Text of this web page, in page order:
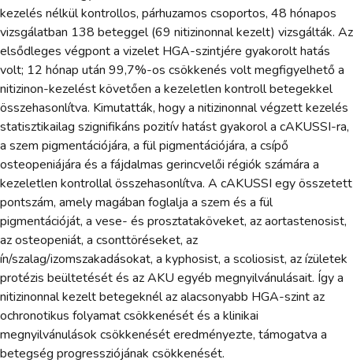
kezelés nélkül kontrollos, párhuzamos csoportos, 48 hónapos
vizsgálatban 138 beteggel (69 nitizinonnal kezelt) vizsgálták. Az
elsődleges végpont a vizelet HGA-szintjére gyakorolt hatás
volt; 12 hónap után 99,7%-os csökkenés volt megfigyelhető a
nitizinon-kezelést követően a kezeletlen kontroll betegekkel
összehasonlítva. Kimutatták, hogy a nitizinonnal végzett kezelés
statisztikailag szignifikáns pozitív hatást gyakorol a cAKUSSI-ra,
a szem pigmentációjára, a fül pigmentációjára, a csípő
osteopeniájára és a fájdalmas gerincvelői régiók számára a
kezeletlen kontrollal összehasonlítva. A cAKUSSI egy összetett
pontszám, amely magában foglalja a szem és a fül
pigmentációját, a vese- és prosztataköveket, az aortastenosist,
az osteopeniát, a csonttöréseket, az
ín/szalag/izomszakadásokat, a kyphosist, a scoliosist, az ízületek
protézis beültetését és az AKU egyéb megnyilvánulásait. Így a
nitizinonnal kezelt betegeknél az alacsonyabb HGA-szint az
ochronotikus folyamat csökkenését és a klinikai
megnyilvánulások csökkenését eredményezte, támogatva a
betegség progressziójának csökkenését.